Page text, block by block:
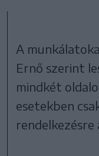
A
Ernő szerint
mindkét
esetekben
rendelkezésre